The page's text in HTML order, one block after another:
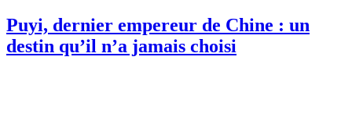
Puyi, dernier empereur de Chine : un
destin qu’il n’a jamais choisi